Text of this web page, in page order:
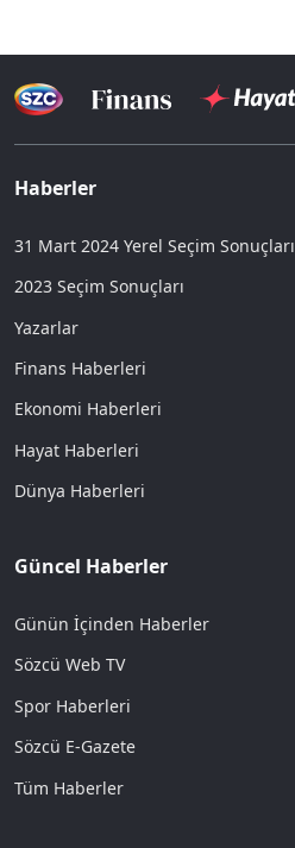
Haberler
31 Mart 2024 Yerel Seçim Sonuçları
2023 Seçim Sonuçları
Yazarlar
Finans Haberleri
Ekonomi Haberleri
Hayat Haberleri
Dünya Haberleri
Güncel Haberler
Günün İçinden Haberler
Sözcü Web TV
Spor Haberleri
Sözcü E-Gazete
Tüm Haberler